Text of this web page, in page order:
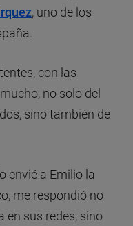
, uno de los
con las
no solo del
sino también de
envié a Emilio la
me respondió no
en sus redes, sino